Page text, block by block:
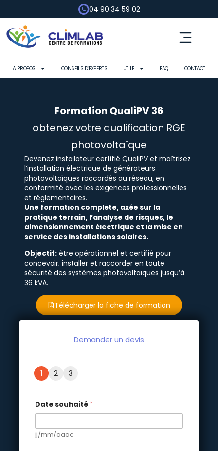
04 90 34 59 02
A PROPOS CONSEILS D’EXPERTS UTILE FAQ CONTACT
Formation QualiPV 36
obtenez votre qualification RGE
photovoltaïque
Devenez installateur certifié QualiPV et maîtrisez
l’installation électrique de générateurs
photovoltaïques raccordés au réseau, en
conformité avec les exigences professionnelles
et réglementaires.
Une formation complète, axée sur la
pratique terrain, l’analyse de risques, le
dimensionnement électrique et la mise en
service des installations solaires.
Objectif: être opérationnel et certifié pour
concevoir, installer et raccorder en toute
sécurité des systèmes photovoltaïques jusqu’à
36 kVA.
Télécharger la fiche de formation
Demander un devis
1 2 3
Date souhaité *
jj/mm/aaaa